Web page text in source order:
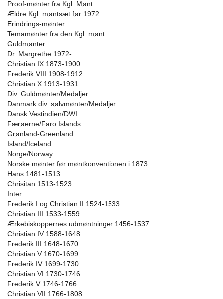
Proof-mønter fra Kgl. Mønt
Ældre Kgl. møntsæt før 1972
Erindrings-mønter
Temamønter fra den Kgl. mønt
Guldmønter
Dr. Margrethe 1972-
Christian IX 1873-1900
Frederik VIII 1908-1912
Christian X 1913-1931
Div. Guldmønter/Medaljer
Danmark div. sølvmønter/Medaljer
Dansk Vestindien/DWI
Færøerne/Faro Islands
Grønland-Greenland
Island/Iceland
Norge/Norway
Norske mønter før møntkonventionen i 1873
Hans 1481-1513
Chrisitan 1513-1523
Inter
Frederik I og Christian II 1524-1533
Christian III 1533-1559
Ærkebiskoppernes udmøntninger 1456-1537
Christian IV 1588-1648
Frederik III 1648-1670
Christian V 1670-1699
Frederik IV 1699-1730
Christian VI 1730-1746
Frederik V 1746-1766
Christian VII 1766-1808